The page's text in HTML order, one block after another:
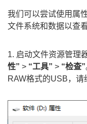
我们可以尝试使用属
文件系统和数据以查
1. 启动文件资源管理
性” > “工具” > “检查”
RAW格式的USB，请